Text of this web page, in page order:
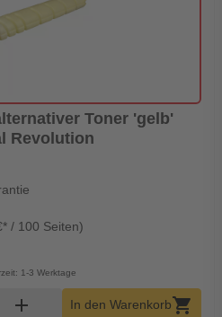
Toner 'gelb'
Revolution
/ 100 Seiten)
1-3 Werktage
Menge
add In den Warenkorbshopping_cart